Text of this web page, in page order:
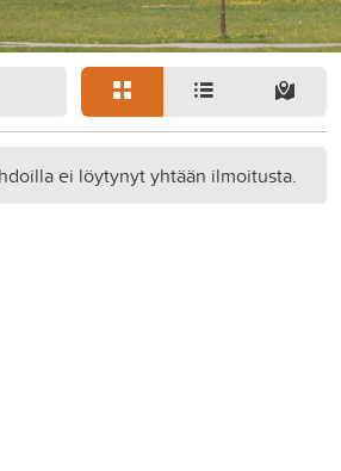
ei löytynyt yhtään ilmoitusta.